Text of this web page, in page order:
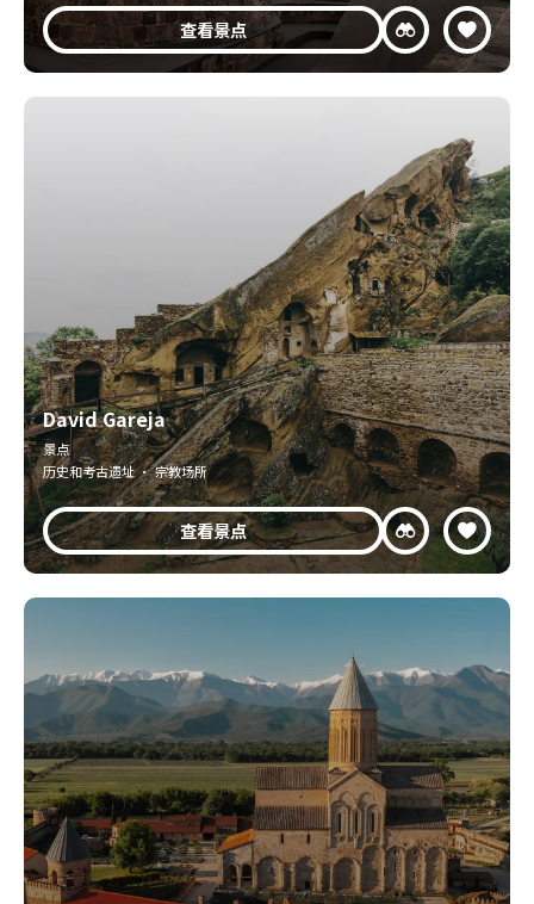
查看景点
David Gareja
景点
历史和考古遗址 · 宗教场所
查看景点